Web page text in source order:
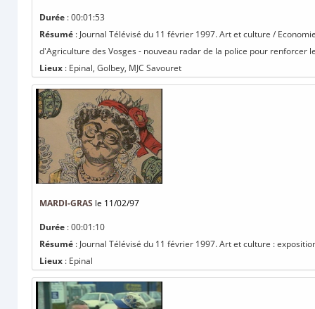
Durée : 00:01:53
Résumé : Journal Télévisé du 11 février 1997. Art et culture /
d'Agriculture des Vosges - nouveau radar de la police pour renforcer
Lieux : Epinal, Golbey, MJC Savouret
MARDI-GRAS le 11/02/97
Durée : 00:01:10
Résumé : Journal Télévisé du 11 février 1997. Art et culture :
Lieux : Epinal